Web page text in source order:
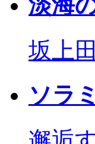
淡海
坂上
ソラ